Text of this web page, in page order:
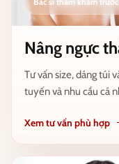
Nâng ngực
Tư vấn size, dáng túi
tuyến và nhu cầu cá
Xem tư vấn phù hợp